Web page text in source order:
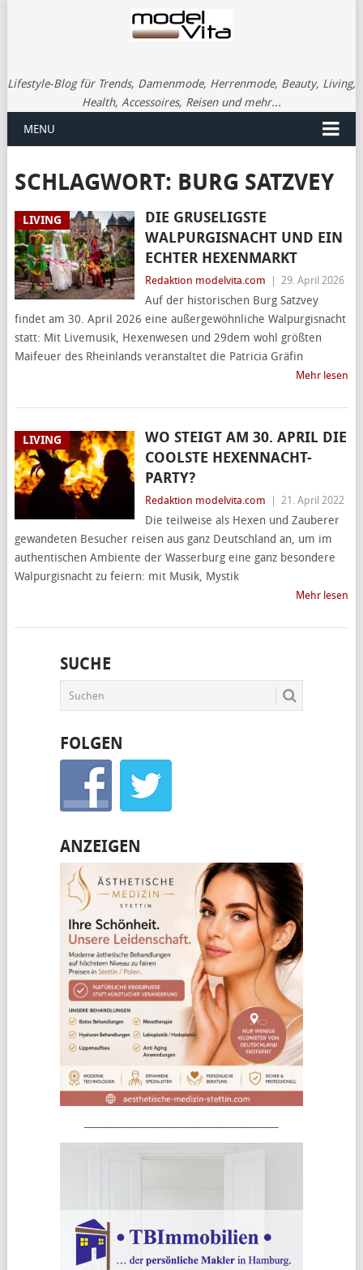
Lifestyle-Blog für Trends, Damenmode, Herrenmode, Beauty, Living,
Health, Accessoires, Reisen und mehr...
MENU
SCHLAGWORT: BURG SATZVEY
LIVING
DIE GRUSELIGSTE
WALPURGISNACHT UND EIN
ECHTER HEXENMARKT
Redaktion modelvita.com 29. April 2026
Auf der historischen Burg Satzvey
findet am 30. April 2026 eine außergewöhnliche Walpurgisnacht
statt: Mit Livemusik, Hexenwesen und 29dem wohl größten
Maifeuer des Rheinlands veranstaltet die Patricia Gräfin
Mehr lesen
LIVING
WO STEIGT AM 30. APRIL DIE
COOLSTE HEXENNACHT-
PARTY?
Redaktion modelvita.com 21. April 2022
Die teilweise als Hexen und Zauberer
gewandeten Besucher reisen aus ganz Deutschland an, um im
authentischen Ambiente der Wasserburg eine ganz besondere
Walpurgisnacht zu feiern: mit Musik, Mystik
Mehr lesen
SUCHE
FOLGEN
ANZEIGEN